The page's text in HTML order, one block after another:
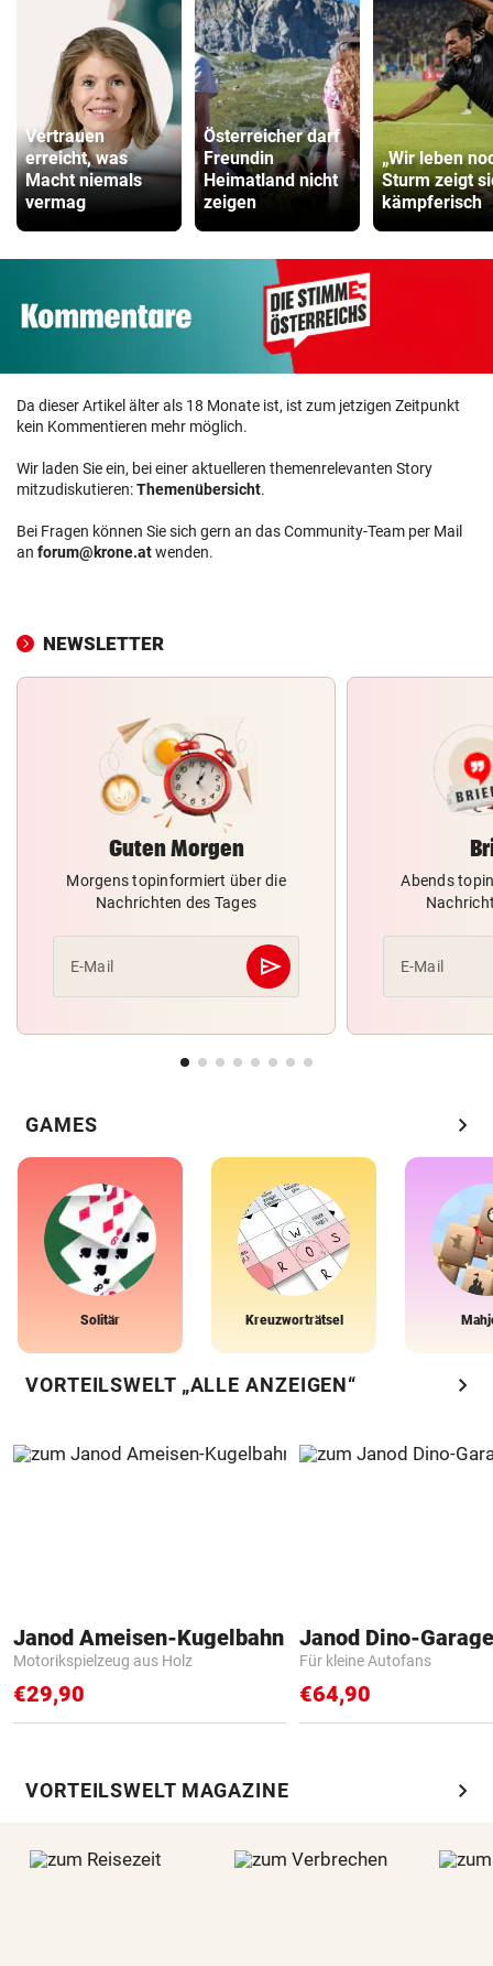
Vertrauen
erreicht, was
Macht niemals
vermag
Österreicher darf
Freundin
Heimatland nicht
zeigen
„Wir leben
Sturm zeigt
kämpferisch
Da dieser Artikel älter als 18 Monate ist, ist zum jetzigen Zeitpunkt
kein Kommentieren mehr möglich.
Wir laden Sie ein, bei einer aktuelleren themenrelevanten Story
mitzudiskutieren:Themenübersicht.
Bei Fragen können Sie sich gern an das Community-Team per Mail
an forum@krone.atwenden.
NEWSLETTER
Guten Morgen
Morgens topinformiert über die
Nachrichten des Tages
E-Mail send
Abschicken
Abends
E-Mail
GAMES chevron_right
Solitär Kreuzworträtsel
VORTEILSWELT „ALLE ANZEIGEN“ chevron_right
Janod Ameisen-Kugelbahn
Motorikspielzeug aus Holz
€29,90
Janod Dino-Garage
Für kleine Autofans
€64,90
VORTEILSWELT MAGAZINE chevron_right